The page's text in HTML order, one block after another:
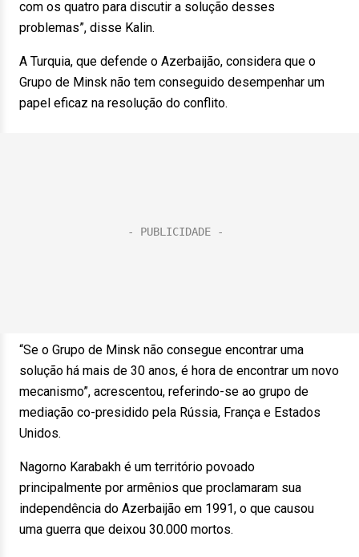
com os quatro para discutir a solução desses
problemas”, disse Kalin.
A Turquia, que defende o Azerbaijão, considera que o
Grupo de Minsk não tem conseguido desempenhar um
papel eficaz na resolução do conflito.
“Se o Grupo de Minsk não consegue encontrar uma
solução há mais de 30 anos, é hora de encontrar um novo
mecanismo”, acrescentou, referindo-se ao grupo de
mediação co-presidido pela Rússia, França e Estados
Unidos.
Nagorno Karabakh é um território povoado
principalmente por armênios que proclamaram sua
independência do Azerbaijão em 1991, o que causou
uma guerra que deixou 30.000 mortos.